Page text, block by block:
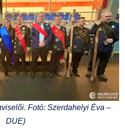
Fotó: Szerdahelyi Éva –
DUE)